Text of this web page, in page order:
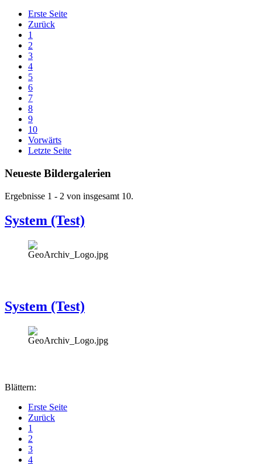
Erste Seite
Zurück
1
2
3
4
5
6
7
8
9
10
Vorwärts
Letzte Seite
Neueste Bildergalerien
Ergebnisse 1 - 2 von insgesamt 10.
System (Test)
System (Test)
Blättern:
Erste Seite
Zurück
1
2
3
4